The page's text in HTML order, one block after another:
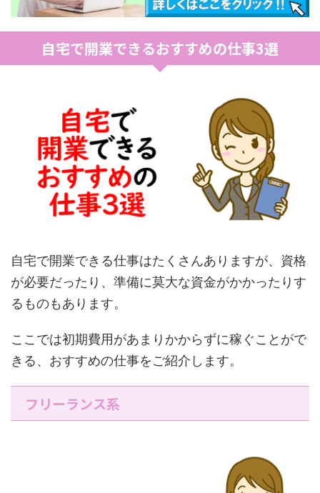
自宅で開業できるおすすめの仕事3選
自宅で開業できる仕事はたくさんありますが、資格
が必要だったり、準備に莫大な資金がかかったりす
るものもあります。
ここでは初期費用があまりかからずに稼ぐことがで
きる、おすすめの仕事をご紹介します。
フリーランス系